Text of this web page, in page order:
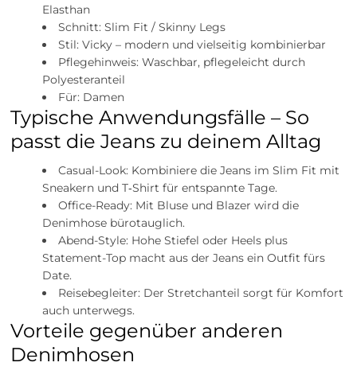
Elasthan
Schnitt: Slim Fit / Skinny Legs
Stil: Vicky – modern und vielseitig kombinierbar
Pflegehinweis: Waschbar, pflegeleicht durch
Polyesteranteil
Für: Damen
Typische Anwendungsfälle – So
passt die Jeans zu deinem Alltag
Casual-Look: Kombiniere die Jeans im Slim Fit mit
Sneakern und T‑Shirt für entspannte Tage.
Office-Ready: Mit Bluse und Blazer wird die
Denimhose bürotauglich.
Abend-Style: Hohe Stiefel oder Heels plus
Statement-Top macht aus der Jeans ein Outfit fürs
Date.
Reisebegleiter: Der Stretchanteil sorgt für Komfort
auch unterwegs.
Vorteile gegenüber anderen
Denimhosen